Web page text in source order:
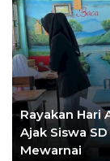
Rayakan Hari
Ajak Siswa
Mewarnai